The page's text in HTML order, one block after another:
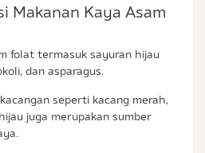
Makanan Kaya Asam
folat termasuk sayuran hijau
dan asparagus.
seperti kacang merah,
juga merupakan sumber